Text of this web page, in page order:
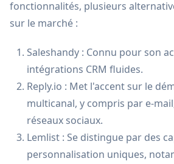
fonctionnalités, plusieurs
sur le marché :
Saleshandy : Connu pour son
intégrations CRM fluides.
Reply.io : Met l'accent sur le
multicanal, y compris par e-
réseaux sociaux.
Lemlist : Se distingue par des
personnalisation uniques,